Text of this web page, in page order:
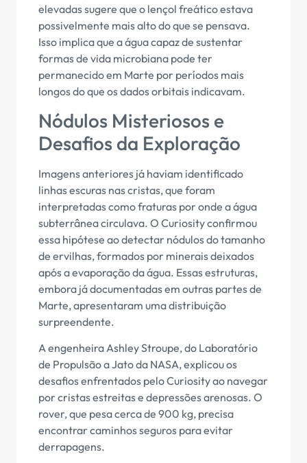
elevadas sugere que o lençol freático estava
possivelmente mais alto do que se pensava.
Isso implica que a água capaz de sustentar
formas de vida microbiana pode ter
permanecido em Marte por períodos mais
longos do que os dados orbitais indicavam.
Nódulos Misteriosos e
Desafios da Exploração
Imagens anteriores já haviam identificado
linhas escuras nas cristas, que foram
interpretadas como fraturas por onde a água
subterrânea circulava. O Curiosity confirmou
essa hipótese ao detectar nódulos do tamanho
de ervilhas, formados por minerais deixados
após a evaporação da água. Essas estruturas,
embora já documentadas em outras partes de
Marte, apresentaram uma distribuição
surpreendente.
A engenheira Ashley Stroupe, do Laboratório
de Propulsão a Jato da NASA, explicou os
desafios enfrentados pelo Curiosity ao navegar
por cristas estreitas e depressões arenosas. O
rover, que pesa cerca de 900 kg, precisa
encontrar caminhos seguros para evitar
derrapagens.